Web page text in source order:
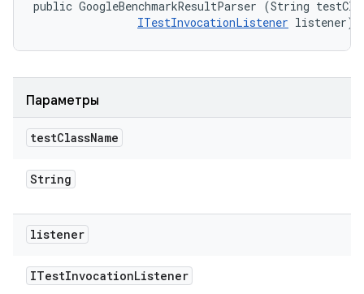
public GoogleBenchmarkResultParser (String
ITestInvocationListener listener)
Параметры
testClassName
String
listener
ITestInvocationListener